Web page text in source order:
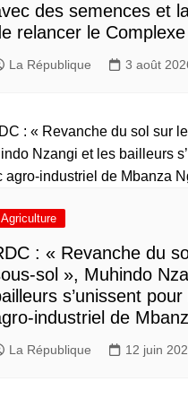
des semences et
relancer le
La République 3 août
Agriculture
: « Revanche du
sol », Muhindo
s’unissent
industriel de
La République 12 juin